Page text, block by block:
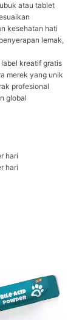
atau tablet
kesehatan hati
lemak,
label kreatif gratis
merek yang unik
profesional
global
hari
hari